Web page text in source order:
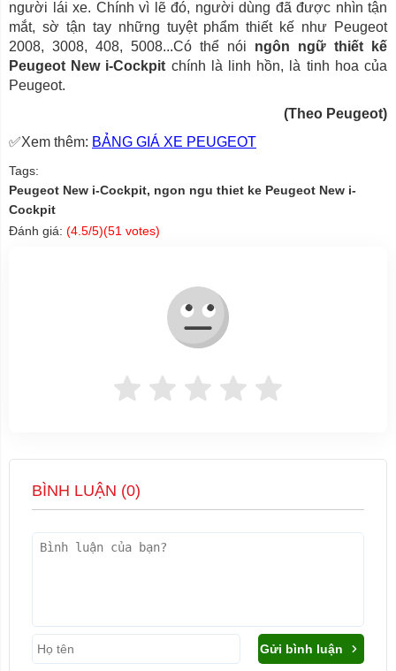
người lái xe. Chính vì lẽ đó, người dùng đã được nhìn tận
mắt, sờ tận tay những tuyệt phẩm thiết kế như Peugeot
2008, 3008, 408, 5008...Có thể nói ngôn ngữ thiết kế
Peugeot New i-Cockpit chính là linh hồn, là tinh hoa của
Peugeot.
(Theo Peugeot)
✅Xem thêm: BẢNG GIÁ XE PEUGEOT
Tags:
Peugeot New i-Cockpit, ngon ngu thiet ke Peugeot New i-
Cockpit
Đánh giá: (4.5/5)(51 votes)
BÌNH LUẬN (0)
Gửi bình luận